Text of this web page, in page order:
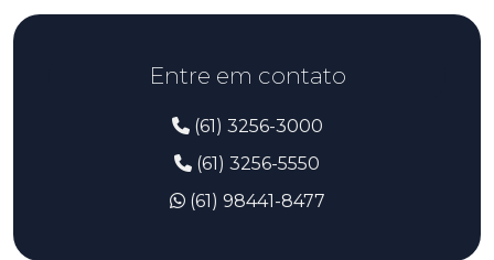
Entre em contato
(61) 3256-3000
(61) 3256-5550
(61) 98441-8477